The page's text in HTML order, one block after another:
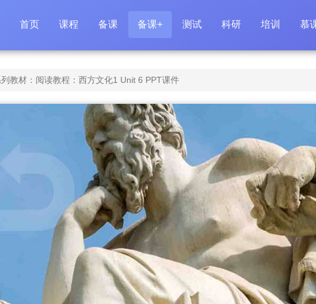
首页 课程 备课 备课+ 测试 科研 培训 慕
教材：阅读教程：西方文化1 Unit 6 PPT课件